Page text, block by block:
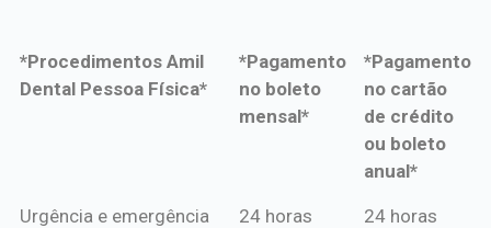
*Procedimentos Amil
Dental Pessoa Física*
*Pagamento
no boleto
mensal*
*Pagamento
no cartão
de crédito
ou boleto
anual*
*Procedimentos Amil
*Pagamento
*Pagamento
Urgência e emergência 24 horas 24 horas